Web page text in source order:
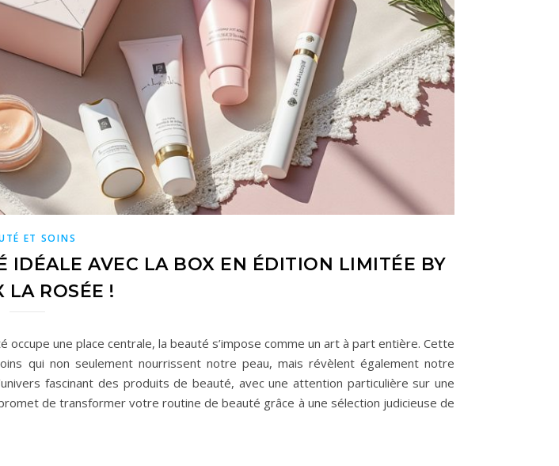
ET SOINS
IDÉALE AVEC LA BOX EN ÉDITION LIMITÉE BY
LA ROSÉE !
occupe une place centrale, la beauté s’impose comme un art à part entière. Cette
qui non seulement nourrissent notre peau, mais révèlent également notre
fascinant des produits de beauté, avec une attention particulière sur une
de transformer votre routine de beauté grâce à une sélection judicieuse de